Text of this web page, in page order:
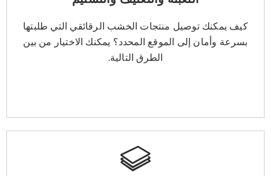
كيف يمكنك توصيل منتجات الخشب الرقائقي التي طلبتها
بسرعة وأمان إلى الموقع المحدد؟ يمكنك الاختيار من بين
الطرق التالية.
الطرق التالية.